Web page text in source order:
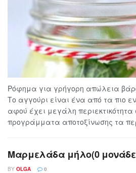
Ρόφημα για γρήγορη απώλεια
Το αγγούρι είναι ένα από τα πιο
αφού έχει μεγάλη
προγράμματα αποτοξίνωσης τα
Μαρμελάδα μήλο(0
BY OLGA 0